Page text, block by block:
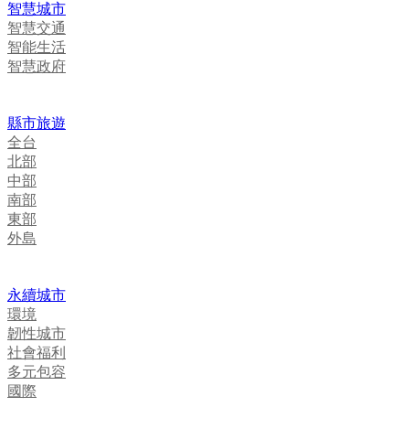
智慧城市
智慧交通
智能生活
智慧政府
縣市旅遊
全台
北部
中部
南部
東部
外島
永續城市
環境
韌性城市
社會福利
多元包容
國際